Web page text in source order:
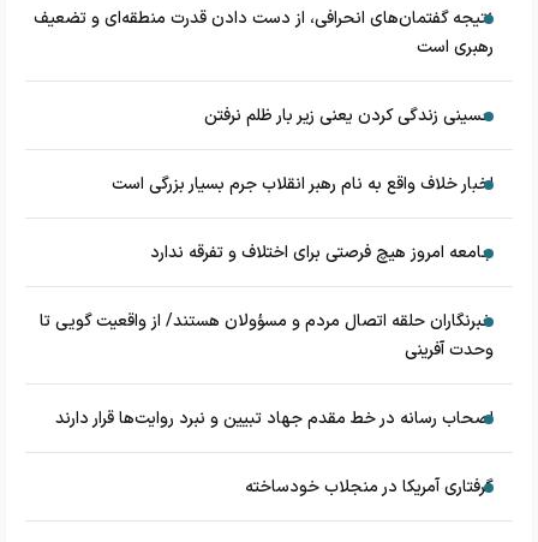
نتیجه گفتمان‌های انحرافی، از دست دادن قدرت منطقه‌ای و تضعیف
رهبری است
حسینی زندگی کردن یعنی زیر بار ظلم نرفتن
اخبار خلاف واقع به نام رهبر انقلاب جرم بسیار بزرگی است
جامعه امروز هیچ فرصتی برای اختلاف و تفرقه ندارد
خبرنگاران حلقه اتصال مردم و مسؤولان هستند/ از واقعیت گویی تا
وحدت آفرینی
اصحاب رسانه در خط مقدم جهاد تبیین و نبرد روایت‌ها قرار دارند
گرفتاری آمریکا در منجلاب خودساخته